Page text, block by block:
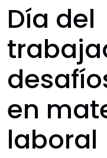
Día del
en
laboral